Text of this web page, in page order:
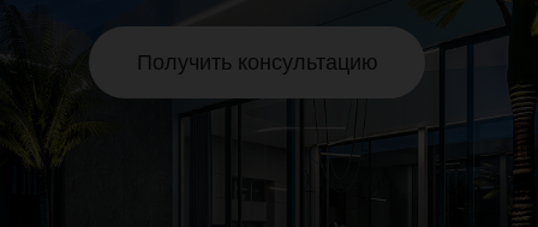
Получить консультацию